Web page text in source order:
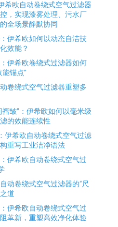
希欧自动卷绕式空气过滤器
，实现漆雾处理、污水厂
全场景静默协同
伊希欧如何以动态自洁技
效能？
伊希欧卷绕式过滤器如何
锚点”
卷绕式空气过滤器重塑多
皱”：伊希欧如何以毫米级
的效能连续性
伊希欧自动卷绕式空气过滤
重写工业洁净语法
伊希欧自动卷绕式空气过
动卷绕式空气过滤器的“尺
道
伊希欧自动卷绕式空气过
革新，重塑高效净化体验